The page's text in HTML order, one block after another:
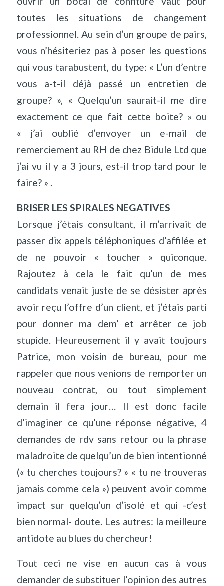
toutes les situations de changement
professionnel. Au sein d’un groupe de pairs,
vous n’hésiteriez pas à poser les questions
qui vous tarabustent, du type: « L’un d’entre
vous a-t-il déjà passé un entretien de
groupe? », « Quelqu’un saurait-il me dire
exactement ce que fait cette boite? » ou
« j’ai oublié d’envoyer un e-mail de
remerciement au RH de chez Bidule Ltd que
j’ai vu il y a 3 jours, est-il trop tard pour le
faire? » .
BRISER LES SPIRALES NEGATIVES
Lorsque j’étais consultant, il m’arrivait de
passer dix appels téléphoniques d’affilée et
de ne pouvoir « toucher » quiconque.
Rajoutez à cela le fait qu’un de mes
candidats venait juste de se désister après
avoir reçu l’offre d’un client, et j’étais parti
pour donner ma dem’ et arrêter ce job
stupide. Heureusement il y avait toujours
Patrice, mon voisin de bureau, pour me
rappeler que nous venions de remporter un
nouveau contrat, ou tout simplement
demain il fera jour… Il est donc facile
d’imaginer ce qu’une réponse négative, 4
demandes de rdv sans retour ou la phrase
maladroite de quelqu’un de bien intentionné
(« tu cherches toujours? » « tu ne trouveras
jamais comme cela ») peuvent avoir comme
impact sur quelqu’un d’isolé et qui -c’est
bien normal- doute. Les autres: la meilleure
antidote au blues du chercheur!
Tout ceci ne vise en aucun cas à vous
demander de substituer l’opinion des autres